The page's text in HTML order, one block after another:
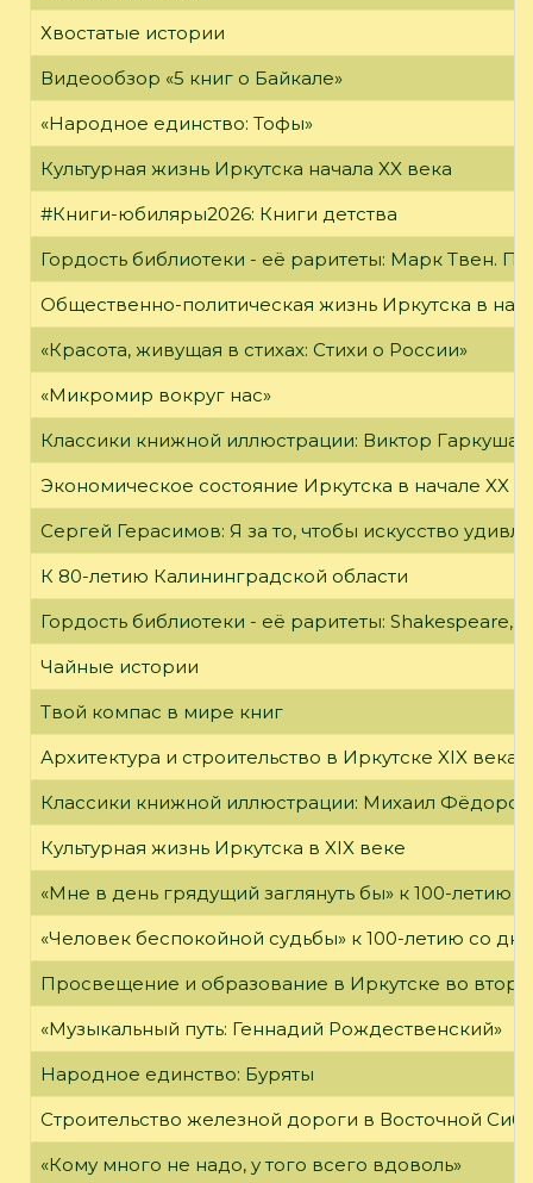
Хвостатые истории
Видеообзор «5 книг о Байкале»
«Народное единство: Тофы»
Культурная жизнь Иркутска начала XX века
#Книги-юбиляры2026: Книги детства
Гордость библиотеки - её раритеты: Марк Твен.
Общественно-политическая жизнь Иркутска в
«Красота, живущая в стихах: Стихи о России»
«Микромир вокруг нас»
Классики книжной иллюстрации: Виктор Гаркуша
Экономическое состояние Иркутска в начале XX
Сергей Герасимов: Я за то, чтобы искусство
К 80-летию Калининградской области
Гордость библиотеки - её раритеты: Shakespeare,
Чайные истории
Твой компас в мире книг
Архитектура и строительство в Иркутске XIX века
Классики книжной иллюстрации: Михаил Фёдоров
Культурная жизнь Иркутска в XIX веке
«Мне в день грядущий заглянуть бы» к 100-летию
«Человек беспокойной судьбы» к 100-летию со
Просвещение и образование в Иркутске во
«Музыкальный путь: Геннадий Рождественский»
Народное единство: Буряты
Строительство железной дороги в Восточной
«Кому много не надо, у того всего вдоволь»